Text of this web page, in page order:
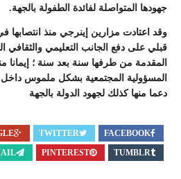
جهودها المتواصلة لفائدة الطفولة بالجهة.
وقد اعتادت مزارين إينرجي منذ انتصابها
قبلي على دفع الجانب التعليمي والثقافي
المقدمة من طرفها سنة بعد سنة ؛ إيمانا
المسؤولية المجتمعية بشكل ملموس داخل
دعما منها كذلك لجهود الدولة بالجهة
FACEBOOK
TWITTER
TUMBLR
PINTEREST